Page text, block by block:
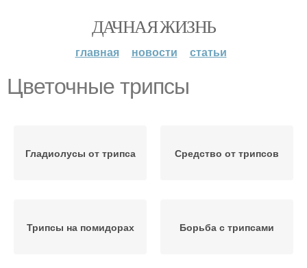
ДАЧНАЯ ЖИЗНЬ
главная новости статьи
Цветочные трипсы
Гладиолусы от трипса Средство от трипсов
Трипсы на помидорах Борьба с трипсами